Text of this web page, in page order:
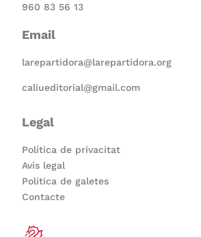
960 83 56 13
Email
larepartidora@larepartidora.org
caliueditorial@gmail.com
Legal
Política de privacitat
Avís legal
Política de galetes
Contacte